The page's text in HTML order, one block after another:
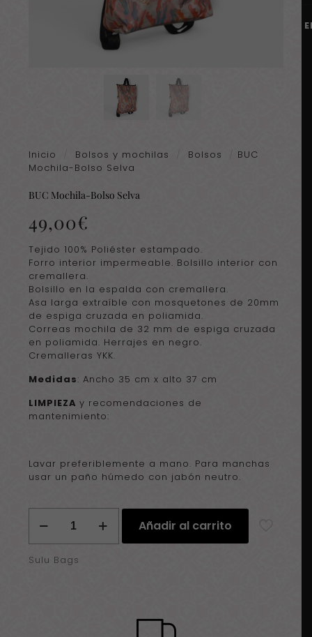
Inicio Bolsos y mochilas Bolsos
BUC
Mochila-Bolso Selva
BUC Mochila-Bolso Selva
49,00€
Tejido 100% Poliéster estampado.
Forro interior impermeable. Bolsillo interior con
cremallera.
Bolsillo en la espalda con cremallera.
Asa larga extraíble con mosquetones de 20mm
de espiga cruzada en poliamida.
Correas mochila de 32 mm de espiga cruzada
en poliamida. Herrajes en negro.
Cremalleras YKK.
Medidas: Ancho 35 cm x alto 37 cm
LIMPIEZA y recomendaciones de
mantenimiento:
Lavar preferiblemente a mano. Para manchas
usar un paño húmedo con jabón neutro.
Mochila-
Bolso
Selva
cantidad
Añadir al carrito
Sulu Bags